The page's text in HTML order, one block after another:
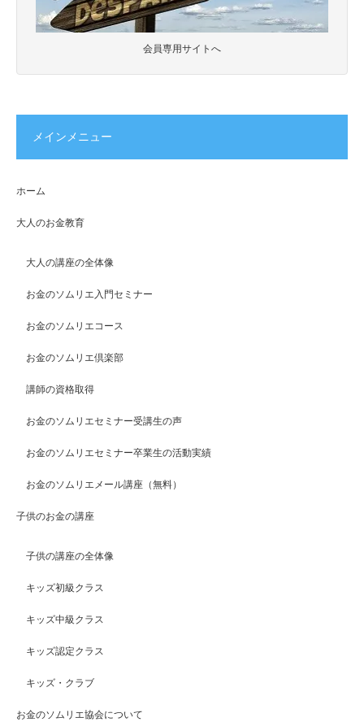
会員専用サイトへ
メインメニュー
ホーム
大人のお金教育
大人の講座の全体像
お金のソムリエ入門セミナー
お金のソムリエコース
お金のソムリエ倶楽部
講師の資格取得
お金のソムリエセミナー受講生の声
お金のソムリエセミナー卒業生の活動実績
お金のソムリエメール講座（無料）
子供のお金の講座
子供の講座の全体像
キッズ初級クラス
キッズ中級クラス
キッズ認定クラス
キッズ・クラブ
お金のソムリエ協会について